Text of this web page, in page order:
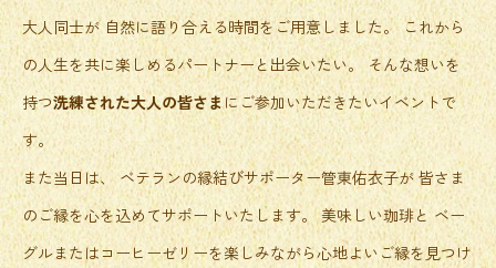
大人同士が 自然に語り合える時間をご用意しました。 これから
の人生を共に楽しめるパートナーと出会いたい。 そんな想いを
持つ洗練された大人の皆さまにご参加いただきたいイベントで
す。
また当日は、 ベテランの縁結びサポーター管東佑衣子が 皆さま
のご縁を心を込めてサポートいたします。 美味しい珈琲と ベー
グルまたはコーヒーゼリーを楽しみながら心地よいご縁を見つけ